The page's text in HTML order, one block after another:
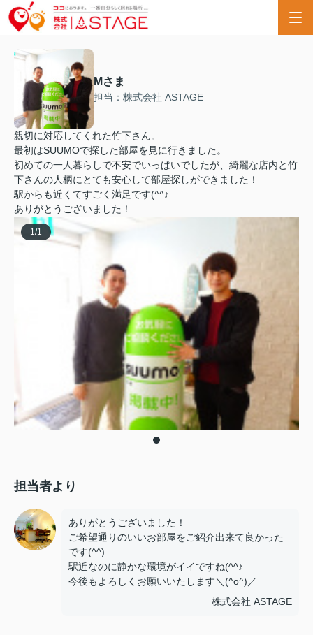
Mさま
担当：株式会社 ASTAGE
親切に対応してくれた竹下さん。
最初はSUUMOで探した部屋を見に行きました。
初めての一人暮らしで不安でいっぱいでしたが、綺麗な店内と竹
下さんの人柄にとても安心して部屋探しができました！
駅からも近くてすごく満足です(^^♪
ありがとうございました！
1/1
担当者より
ありがとうございました！
ご希望通りのいいお部屋をご紹介出来て良かった
です(^^)
駅近なのに静かな環境がイイですね(^^♪
今後もよろしくお願いいたします＼(^o^)／
株式会社 ASTAGE